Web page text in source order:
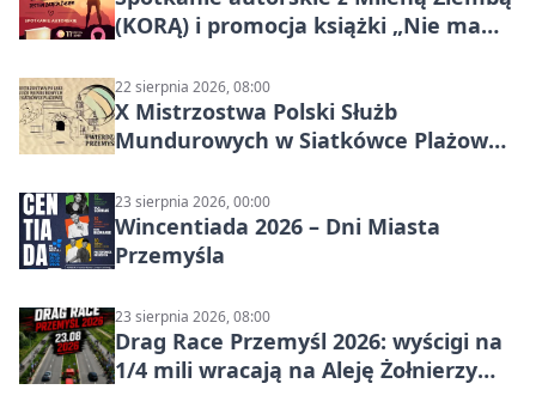
(KORĄ) i promocja książki „Nie mam
22 sierpnia 2026, 08:00
X Mistrzostwa Polski Służb
Mundurowych w Siatkówce Plażowej
23 sierpnia 2026, 00:00
Wincentiada 2026 – Dni Miasta
Przemyśla
23 sierpnia 2026, 08:00
Drag Race Przemyśl 2026: wyścigi na
1/4 mili wracają na Aleję Żołnierzy